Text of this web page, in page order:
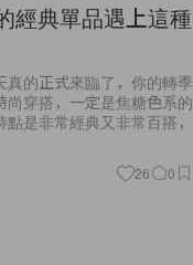
經典單品遇上這種
的正式來臨了，你的轉季
穿搭，一定是焦糖色系的
是非常經典又非常百搭，
26 0